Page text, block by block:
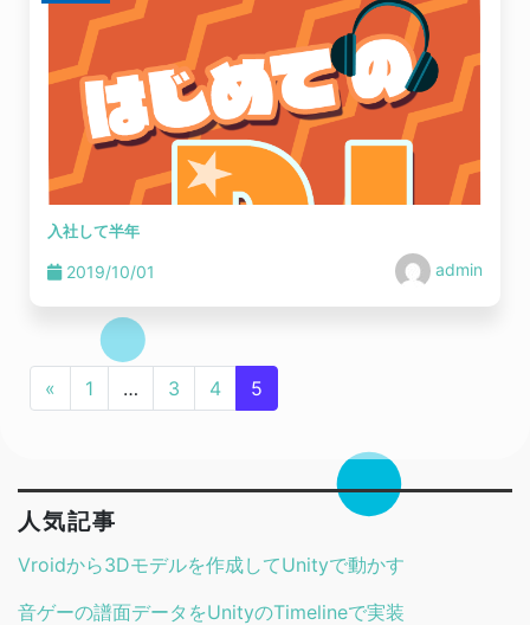
入社して半年
2019/10/01 admin
« 1 … 3 4 5
人気記事
Vroidから3Dモデルを作成してUnityで動かす
音ゲーの譜面データをUnityのTimelineで実装